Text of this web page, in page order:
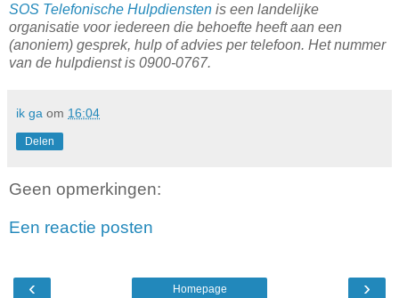
SOS Telefonische Hulpdiensten is een landelijke
organisatie voor iedereen die behoefte heeft aan een
(anoniem) gesprek, hulp of advies per telefoon. Het nummer
van de hulpdienst is 0900-0767.
ik ga om 16:04
Delen
Geen opmerkingen:
Een reactie posten
‹ ›
Homepage